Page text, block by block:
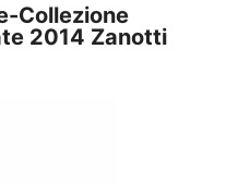
Collezione
2014 Zanotti